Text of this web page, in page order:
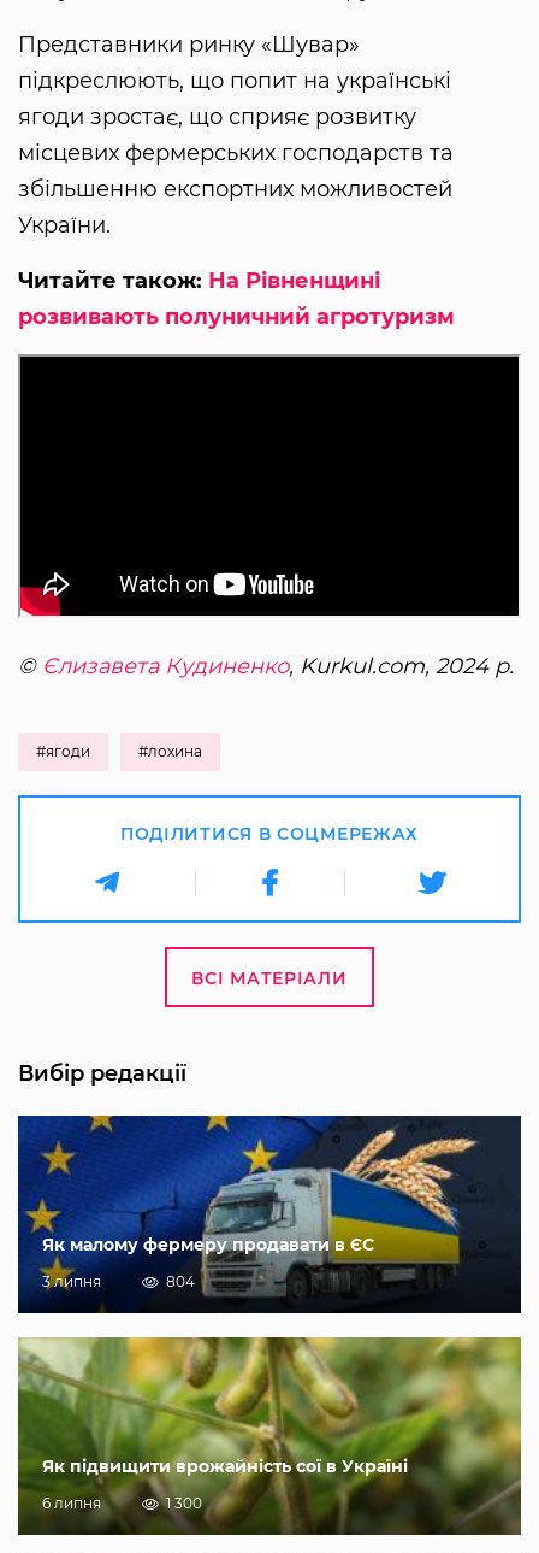
Представники ринку «Шувар»
підкреслюють, що попит на українські
ягоди зростає, що сприяє розвитку
місцевих фермерських господарств та
збільшенню експортних можливостей
України.
Читайте також: На Рівненщині
розвивають полуничний агротуризм
© Єлизавета Кудиненко, Kurkul.com, 2024 р.
#ягоди #лохина
ПОДІЛИТИСЯ В СОЦМЕРЕЖАХ
ВСІ МАТЕРІАЛИ
Вибір редакції
Як малому фермеру продавати в ЄС
3 липня 804
Як підвищити врожайність сої в Україні
6 липня 1 300